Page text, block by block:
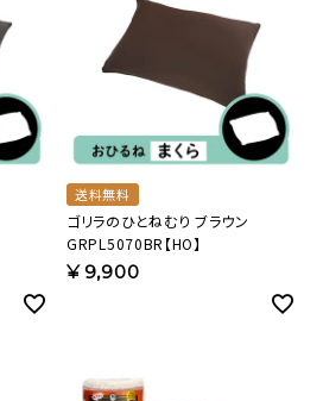
送料無料
ゴリラのひとねむり ブラウン
GRPL5070BR【HO】
¥9,900